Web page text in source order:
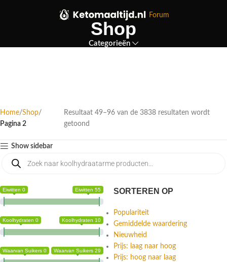
Forum
Shop
Categorieën
Home Shop
Pagina 2
Resultaat 49–96 van de 3838 resultaten wordt
getoond
Show sidebar
Eiwitten 0 Eiwitten 55
Koolhydraten 0 Koolhydraten 10
Waarvan Suikers 0 Waarvan Suikers 29
SORTEREN OP
Populariteit
Gemiddelde waardering
Nieuwheid
Prijs: laag naar hoog
Prijs: hoog naar laag